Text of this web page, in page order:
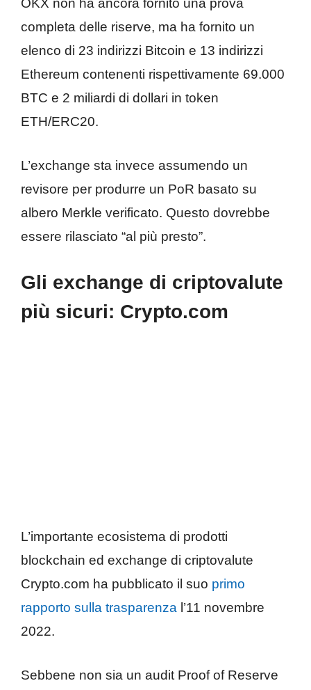
OKX non ha ancora fornito una prova
completa delle riserve, ma ha fornito un
elenco di 23 indirizzi Bitcoin e 13 indirizzi
Ethereum contenenti rispettivamente 69.000
BTC e 2 miliardi di dollari in token
ETH/ERC20.
L’exchange sta invece assumendo un
revisore per produrre un PoR basato su
albero Merkle verificato. Questo dovrebbe
essere rilasciato “al più presto”.
Gli exchange di criptovalute
più sicuri: Crypto.com
L’importante ecosistema di prodotti
blockchain ed exchange di criptovalute
Crypto.com ha pubblicato il suo primo
rapporto sulla trasparenza l’11 novembre
2022.
Sebbene non sia un audit Proof of Reserve